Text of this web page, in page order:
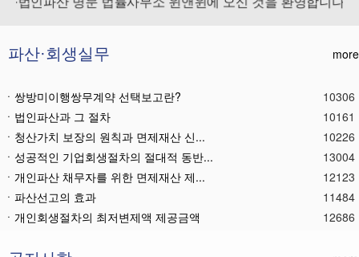
파산·회생실무 more
ㆍ쌍방미이행쌍무계약 선택보고란?
10306
ㆍ법인파산과 그 절차
10161
ㆍ청산가치 보장의 원칙과 면제재산 신...
10226
ㆍ성공적인 기업회생절차의 절대적 동반...
13004
ㆍ개인파산 채무자를 위한 면제재산 제...
12123
ㆍ파산선고의 효과
11484
ㆍ 개인회생절차의 최저변제액 제공금액
12686